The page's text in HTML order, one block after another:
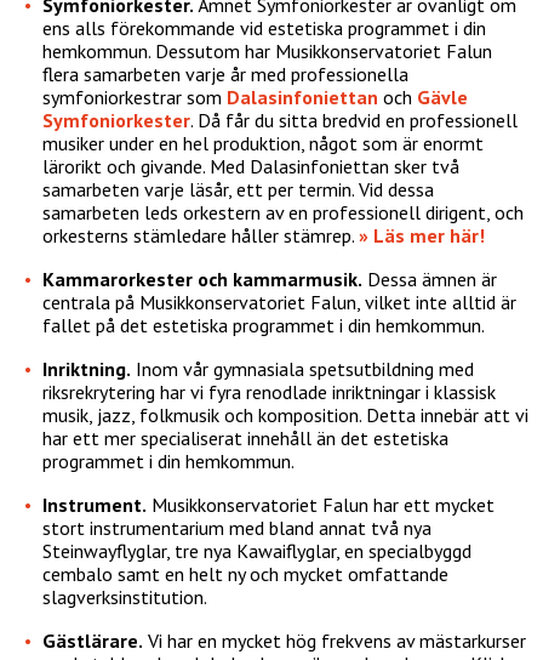
ens alls förekommande vid estetiska programmet i din
hemkommun. Dessutom har Musikkonservatoriet Falun
flera samarbeten varje år med professionella
symfoniorkestrar som Dalasinfoniettan och Gävle
Symfoniorkester. Då får du sitta bredvid en professionell
musiker under en hel produktion, något som är enormt
lärorikt och givande. Med Dalasinfoniettan sker två
samarbeten varje läsår, ett per termin. Vid dessa
samarbeten leds orkestern av en professionell dirigent, och
orkesterns stämledare håller stämrep. » Läs mer här!
Kammarorkester och kammarmusik. Dessa ämnen är
centrala på Musikkonservatoriet Falun, vilket inte alltid är
fallet på det estetiska programmet i din hemkommun.
Inriktning. Inom vår gymnasiala spetsutbildning med
riksrekrytering har vi fyra renodlade inriktningar i klassisk
musik, jazz, folkmusik och komposition. Detta innebär att vi
har ett mer specialiserat innehåll än det estetiska
programmet i din hemkommun.
Instrument. Musikkonservatoriet Falun har ett mycket
stort instrumentarium med bland annat två nya
Steinwayflyglar, tre nya Kawaiflyglar, en specialbyggd
cembalo samt en helt ny och mycket omfattande
slagverksinstitution.
Gästlärare. Vi har en mycket hög frekvens av mästarkurser